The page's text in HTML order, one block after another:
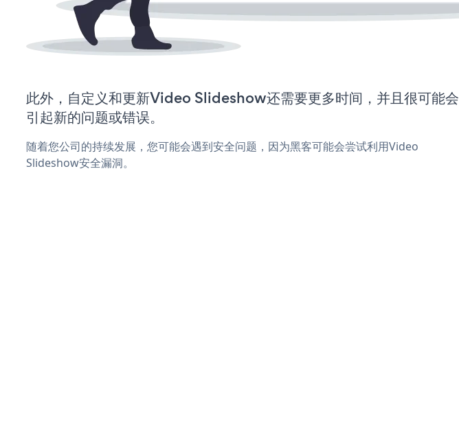
此外，自定义和更新Video Slideshow还需要更多时间，并且很可能会
引起新的问题或错误。
随着您公司的持续发展，您可能会遇到安全问题，因为黑客可能会尝试利用Video
Slideshow安全漏洞。